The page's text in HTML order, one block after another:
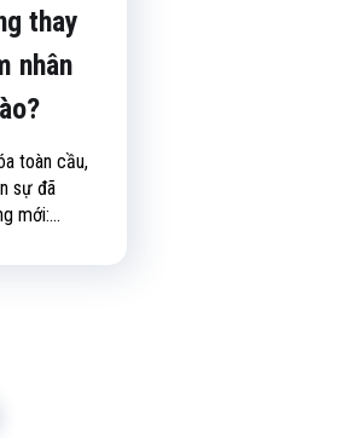
thay
nhân
toàn cầu,
sự đã
mới:...